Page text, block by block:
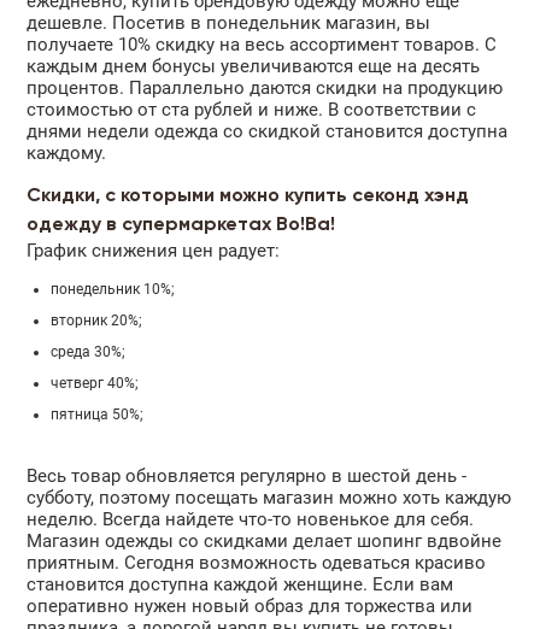
дешевле. Посетив в понедельник магазин, вы
получаете 10% скидку на весь ассортимент товаров. С
каждым днем бонусы увеличиваются еще на десять
процентов. Параллельно даются скидки на продукцию
стоимостью от ста рублей и ниже. В соответствии с
днями недели одежда со скидкой становится доступна
каждому.
Скидки, с которыми можно купить секонд хэнд
одежду в супермаркетах Во!Ва!
График снижения цен радует:
понедельник 10%;
вторник 20%;
среда 30%;
четверг 40%;
пятница 50%;
Весь товар обновляется регулярно в шестой день -
субботу, поэтому посещать магазин можно хоть каждую
неделю. Всегда найдете что-то новенькое для себя.
Магазин одежды со скидками делает шопинг вдвойне
приятным. Сегодня возможность одеваться красиво
становится доступна каждой женщине. Если вам
оперативно нужен новый образ для торжества или